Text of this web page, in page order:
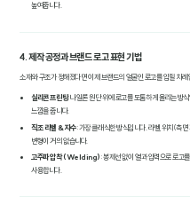
높여줍니다.
4. 제작 공정과 브랜드 로고 표현 기법
소재와 구조가 정해졌다면 이제 브랜드의 얼굴인 로고를 입힐 차
실리콘 프린팅: 나일론 원단 위에 로고를 도톰하게 올리는 방
느낌을 줍니다.
직조 라벨 & 자수: 가장 클래식한 방식입니다. 라벨 위치(측
변형이 거의 없습니다.
고주파 압착 (Welding) : 봉제선 없이 열과 압력으로 로고
사용합니다.